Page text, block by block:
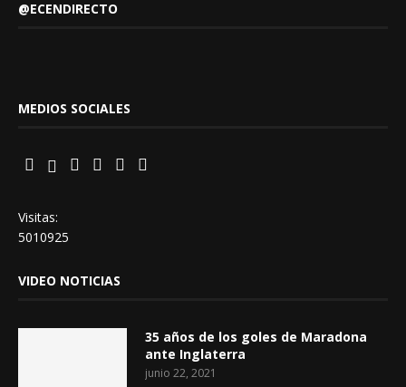
@ECENDIRECTO
MEDIOS SOCIALES
Visitas:
5010925
VIDEO NOTICIAS
35 años de los goles de Maradona
ante Inglaterra
junio 22, 2021